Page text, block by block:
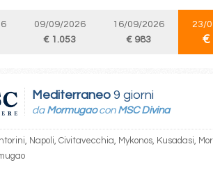
09/09/2026
€ 1.053
16/09/2026
€ 983
23/
€
Mediterraneo 9 giorni
da Mormugaocon MSC Divina
Napoli, Civitavecchia, Mykonos, Kusadasi,